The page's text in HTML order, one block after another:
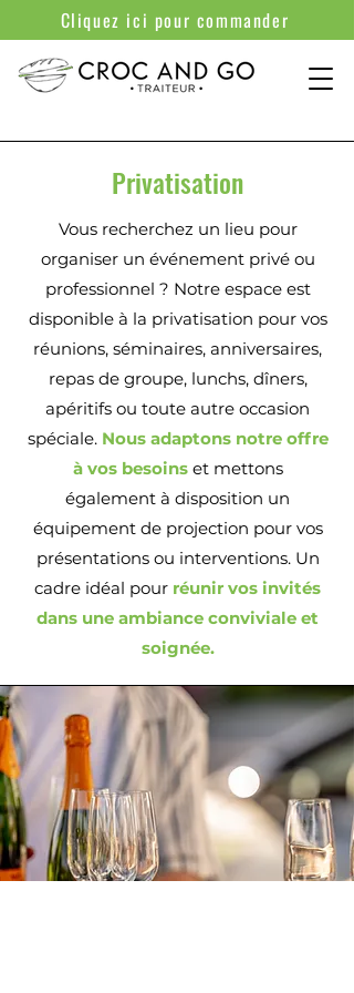
Cliquez ici pour commander
Privatisation
Vous recherchez un lieu pour
organiser un événement privé ou
professionnel ? Notre espace est
disponible à la privatisation pour vos
réunions, séminaires, anniversaires,
repas de groupe, lunchs, dîners,
apéritifs ou toute autre occasion
spéciale. Nous adaptons notre offre
à vos besoinset mettons
également à disposition un
équipement de projection pour vos
présentations ou interventions. Un
cadre idéal pour réunir vos invités
dans une ambiance conviviale et
soignée.